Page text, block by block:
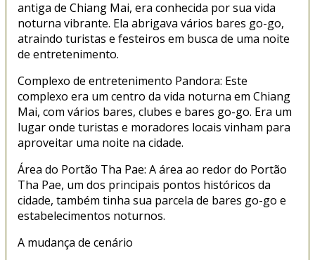
antiga de Chiang Mai, era conhecida por sua vida
noturna vibrante. Ela abrigava vários bares go-go,
atraindo turistas e festeiros em busca de uma noite
de entretenimento.
Complexo de entretenimento Pandora: Este
complexo era um centro da vida noturna em Chiang
Mai, com vários bares, clubes e bares go-go. Era um
lugar onde turistas e moradores locais vinham para
aproveitar uma noite na cidade.
Área do Portão Tha Pae: A área ao redor do Portão
Tha Pae, um dos principais pontos históricos da
cidade, também tinha sua parcela de bares go-go e
estabelecimentos noturnos.
A mudança de cenário